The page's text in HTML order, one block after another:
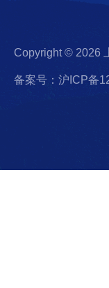
Copyright © 2026
备案号：沪ICP备